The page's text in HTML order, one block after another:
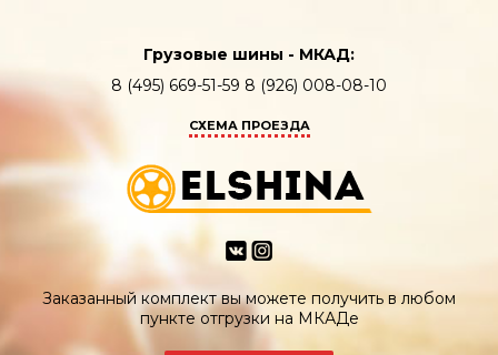
Грузовые шины - МКАД:
8 (495) 669-51-59 8 (926) 008-08-10
СХЕМА ПРОЕЗДА
Заказанный комплект вы можете получить в любом
пункте отгрузки на МКАДе